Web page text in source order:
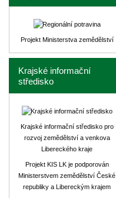
Projekt Ministerstva zemědělství
Krajské informační
středisko
Krajské informační středisko pro
rozvoj zemědělství a venkova
Libereckého kraje
Projekt KIS LK je podporován
Ministerstvem zemědělství České
republiky a Libereckým krajem